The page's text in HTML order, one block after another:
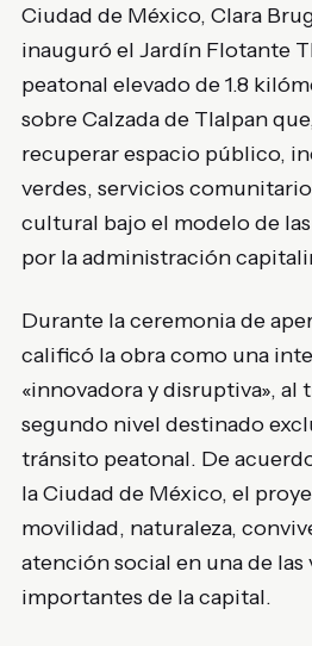
Ciudad de México, Clara
inauguró el Jardín Flotante
peatonal elevado de 1.8
sobre Calzada de Tlalpan
recuperar espacio público,
verdes, servicios
cultural bajo el modelo de
por la administración
Durante la ceremonia de
calificó la obra como una
«innovadora y disruptiva», al
segundo nivel destinado
tránsito peatonal. De
la Ciudad de México, el
movilidad, naturaleza,
atención social en una de las
importantes de la capital.